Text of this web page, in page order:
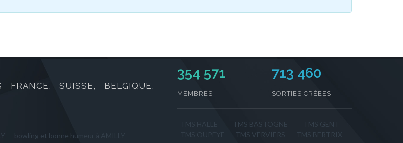
FRANCE, SUISSE, BELGIQUE,
bowling et bonne humeur à AMILLY
354 571
MEMBRES
713 460
SORTIES CRÉÉES
TMS BASTOGNE
TMS GENT
TMS OUPEYE
TMS VERVIERS
TMS BERTRIX